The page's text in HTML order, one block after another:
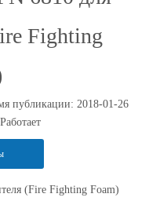
Fighting
2018-01-26
Работает
(Fire Fighting Foam)